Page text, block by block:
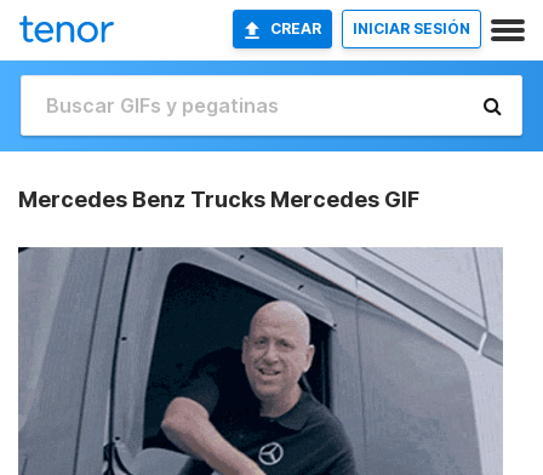
CREAR INICIAR SESIÓN
Mercedes Benz Trucks Mercedes GIF